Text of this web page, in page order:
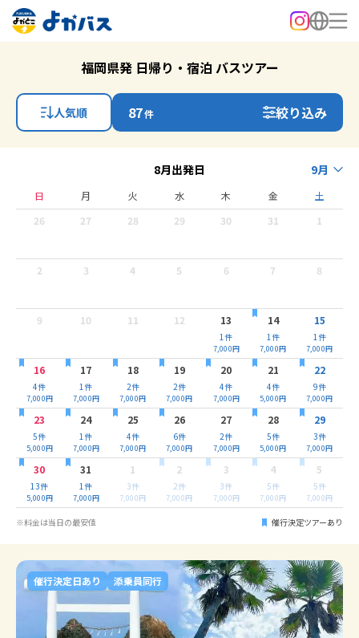
福岡県発 日帰り・宿泊 バスツアー
人気順 87件 絞り込み
8月出発日 9月
日 月 火 水 木 金
土
26
27 28 29 30 31 1
2 3 4 5 6 7 8
9 10 11 12 13
1件
7,000円
14
1件
7,000円
15
1件
7,000円
16
4件
7,000円
17
1件
7,000円
18
2件
7,000円
19
2件
7,000円
20
4件
7,000円
21
4件
5,000円
22
9件
7,000円
23
5件
5,000円
24
1件
7,000円
25
4件
7,000円
26
6件
7,000円
27
2件
7,000円
28
5件
5,000円
29
3件
7,000円
30
13件
5,000円
31
1件
7,000円
1
3件
7,000円
2
2件
7,000円
3
3件
7,000円
4
5件
7,000円
5
5件
7,000円
※料金は当日の最安値 催行決定ツアーあり
催行決定日あり 添乗員同行